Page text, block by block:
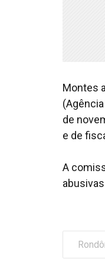
Montes
de
e de
A